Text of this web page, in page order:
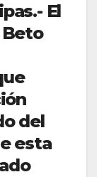
El
del
esta